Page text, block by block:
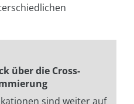
über die Cross-
sind weiter auf